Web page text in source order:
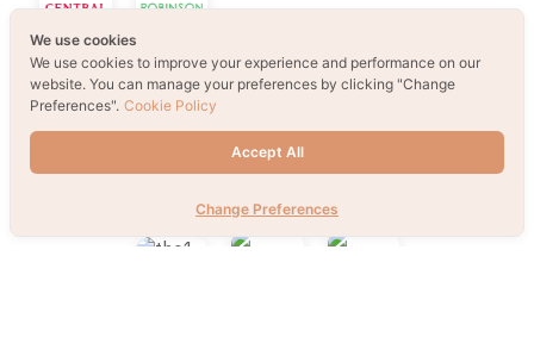
We use cookies
We use cookies to improve your experience and performance on our
website. You can manage your preferences by clicking "Change
Preferences". Cookie Policy
Accept All
Change Preferences